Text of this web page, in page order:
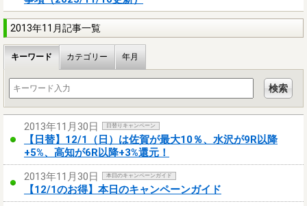
2013年11月記事一覧
キーワード カテゴリー 年月
2013年11月30日 日替りキャンペーン
【日替】12/1（日）は佐賀が最大10％、水沢が9R以降
+5%、高知が6R以降+3%還元！
2013年11月30日
本日のキャンペーンガイド
【12/1のお得】本日のキャンペーンガイド